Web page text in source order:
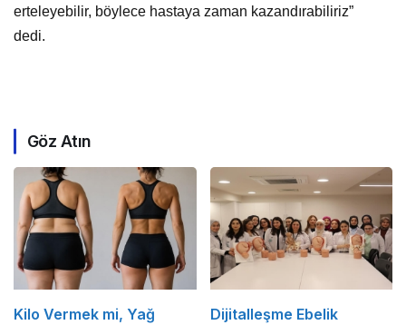
erteleyebilir, böylece hastaya zaman kazandırabiliriz”
dedi.
Göz Atın
Kilo Vermek mi, Yağ
Dijitalleşme Ebelik